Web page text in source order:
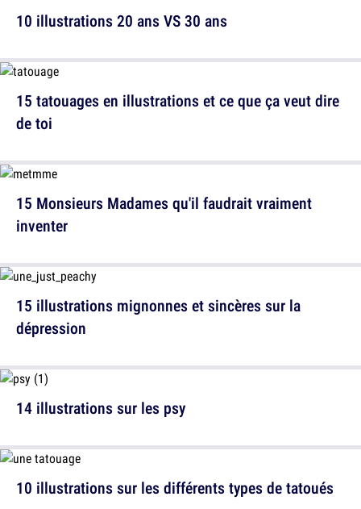
15 tatouages en illustrations et ce que ça veut dire
de toi
15 illustrations mignonnes et sincères sur la
dépression
10 illustrations sur les différents types de tatoués
10 illustrations 20 ans VS 30 ans
15 Monsieurs Madames qu'il faudrait vraiment
inventer
14 illustrations sur les psy